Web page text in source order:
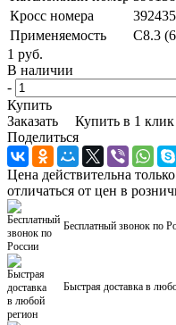
Кросс номера
Применяемость
C8.3
1 руб.
В наличии
-
Купить
Заказать
Купить в 1 клик
Поделиться
Цена действительна
отличаться от цен в
Бесплатный звонок по
Быстрая доставка в